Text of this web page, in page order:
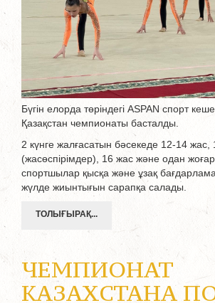
Бүгін елорда төріндегі ASPAN спорт
Қазақстан чемпионаты басталды.
2 күнге жалғасатын бәсекеде 12-14 жас,
(жасөспірімдер), 16 жас және одан
спортшылар қысқа және ұзақ
жүлде жиынтығын сарапқа салады.
ТОЛЫҒЫРАҚ...
ЧЕМПИОНАТ
КАЗАХСТАНА